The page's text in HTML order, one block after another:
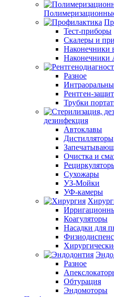
Тест-приборы
Скалеры и
Наконечники
Наконечники
Разное
Рентген-
Трубки
дезинфекция
Автоклавы
Дистилляторы
Очистка и
Сухожары
УЗ-Мойки
УФ-камеры
Коагуляторы
Насадки для
Разное
Обтурация
Эндомоторы